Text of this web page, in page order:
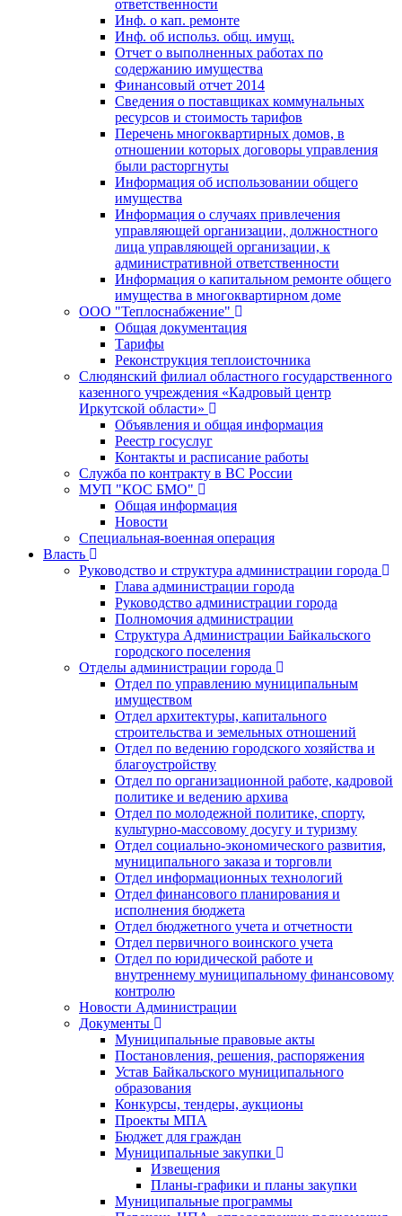
ответственности
Инф. о кап. ремонте
Инф. об использ. общ. имущ.
Отчет о выполненных работах по
содержанию имущества
Финансовый отчет 2014
Сведения о поставщиках коммунальных
ресурсов и стоимость тарифов
Перечень многоквартирных домов, в
отношении которых договоры управления
были расторгнуты
Информация об использовании общего
имущества
Информация о случаях привлечения
управляющей организации, должностного
лица управляющей организации, к
административной ответственности
Информация о капитальном ремонте общего
имущества в многоквартирном доме
ООО "Теплоснабжение"
Общая документация
Тарифы
Реконструкция теплоисточника
Слюдянский филиал областного государственного
казенного учреждения «Кадровый центр
Иркутской области»
Объявления и общая информация
Реестр госуслуг
Контакты и расписание работы
Служба по контракту в ВС России
МУП "КОС БМО"
Общая информация
Новости
Специальная-военная операция
Власть
Руководство и структура администрации города
Глава администрации города
Руководство администрации города
Полномочия администрации
Структура Администрации Байкальского
городского поселения
Отделы администрации города
Отдел по управлению муниципальным
имуществом
Отдел архитектуры, капитального
строительства и земельных отношений
Отдел по ведению городского хозяйства и
благоустройству
Отдел по организационной работе, кадровой
политике и ведению архива
Отдел по молодежной политике, спорту,
культурно-массовому досугу и туризму
Отдел социально-экономического развития,
муниципального заказа и торговли
Отдел информационных технологий
Отдел финансового планирования и
исполнения бюджета
Отдел бюджетного учета и отчетности
Отдел первичного воинского учета
Отдел по юридической работе и
внутреннему муниципальному финансовому
контролю
Новости Администрации
Документы
Муниципальные правовые акты
Постановления, решения, распоряжения
Устав Байкальского муниципального
образования
Конкурсы, тендеры, аукционы
Проекты МПА
Бюджет для граждан
Муниципальные закупки
Извещения
Планы-графики и планы закупки
Муниципальные программы